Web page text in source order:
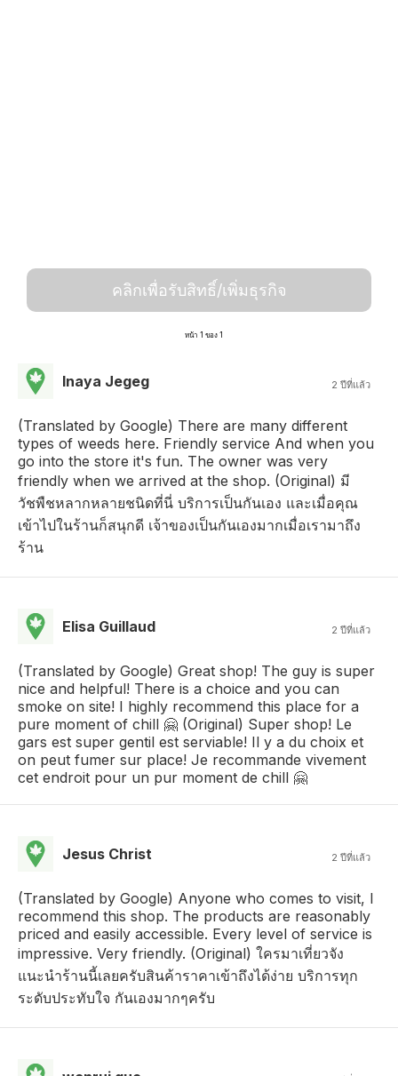
คลิกเพื่อรับสิทธิ์/เพิ่มธุรกิจ
หน้า 1 ของ 1
Inaya Jegeg 2 ปีที่แล้ว
(Translated by Google) There are many different
types of weeds here. Friendly service And when you
go into the store it's fun. The owner was very
friendly when we arrived at the shop. (Original) มี
วัชพืชหลากหลายชนิดที่นี่ บริการเป็นกันเอง และเมื่อคุณ
เข้าไปในร้านก็สนุกดี เจ้าของเป็นกันเองมากเมื่อเรามาถึง
ร้าน
Elisa Guillaud 2 ปีที่แล้ว
(Translated by Google) Great shop! The guy is super
nice and helpful! There is a choice and you can
smoke on site! I highly recommend this place for a
pure moment of chill 🤗 (Original) Super shop! Le
gars est super gentil est serviable! Il y a du choix et
on peut fumer sur place! Je recommande vivement
cet endroit pour un pur moment de chill 🤗
Jesus Christ 2 ปีที่แล้ว
(Translated by Google) Anyone who comes to visit, I
recommend this shop. The products are reasonably
priced and easily accessible. Every level of service is
impressive. Very friendly. (Original) ใครมาเที่ยวจัง
แนะนำร้านนี้เลยครับสินค้าราคาเข้าถึงได้ง่าย บริการทุก
ระดับประทับใจ กันเองมากๆครับ